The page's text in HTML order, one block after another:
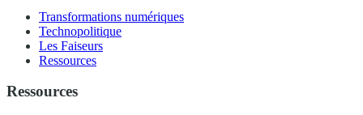
Transformations numériques
Technopolitique
Les Faiseurs
Ressources
Ressources